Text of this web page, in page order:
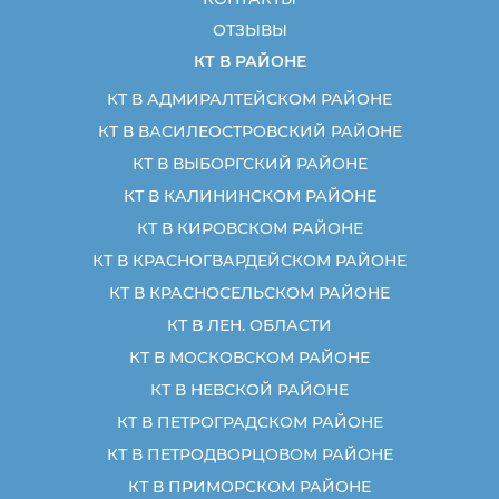
ОТЗЫВЫ
КТ В РАЙОНЕ
КТ В АДМИРАЛТЕЙСКОМ РАЙОНЕ
КТ В ВАСИЛЕОСТРОВСКИЙ РАЙОНЕ
КТ В ВЫБОРГСКИЙ РАЙОНЕ
КТ В КАЛИНИНСКОМ РАЙОНЕ
КТ В КИРОВСКОМ РАЙОНЕ
КТ В КРАСНОГВАРДЕЙСКОМ РАЙОНЕ
КТ В КРАСНОСЕЛЬСКОМ РАЙОНЕ
КТ В ЛЕН. ОБЛАСТИ
КТ В МОСКОВСКОМ РАЙОНЕ
КТ В НЕВСКОЙ РАЙОНЕ
КТ В ПЕТРОГРАДСКОМ РАЙОНЕ
КТ В ПЕТРОДВОРЦОВОМ РАЙОНЕ
КТ В ПРИМОРСКОМ РАЙОНЕ